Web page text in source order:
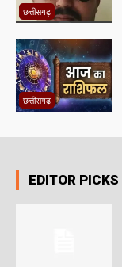
छत्तीसगढ़
छत्तीसगढ़
EDITOR PICKS